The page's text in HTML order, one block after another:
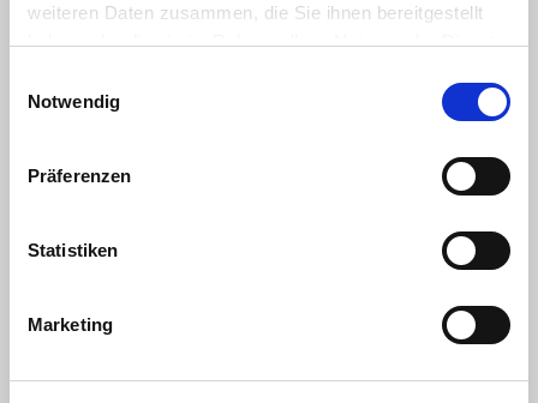
weiteren Daten zusammen, die Sie ihnen bereitgestellt
haben oder die sie im Rahmen Ihrer Nutzung der Dienste
Cookies, wenn Sie unsere Webseite weiterhin nutzen.
Notwendig
Präferenzen
Statistiken
Marketing
Uconnect Services
Audiosystem mit 6 Lautsprechern
Kabelloses Smartphone-Ladepad